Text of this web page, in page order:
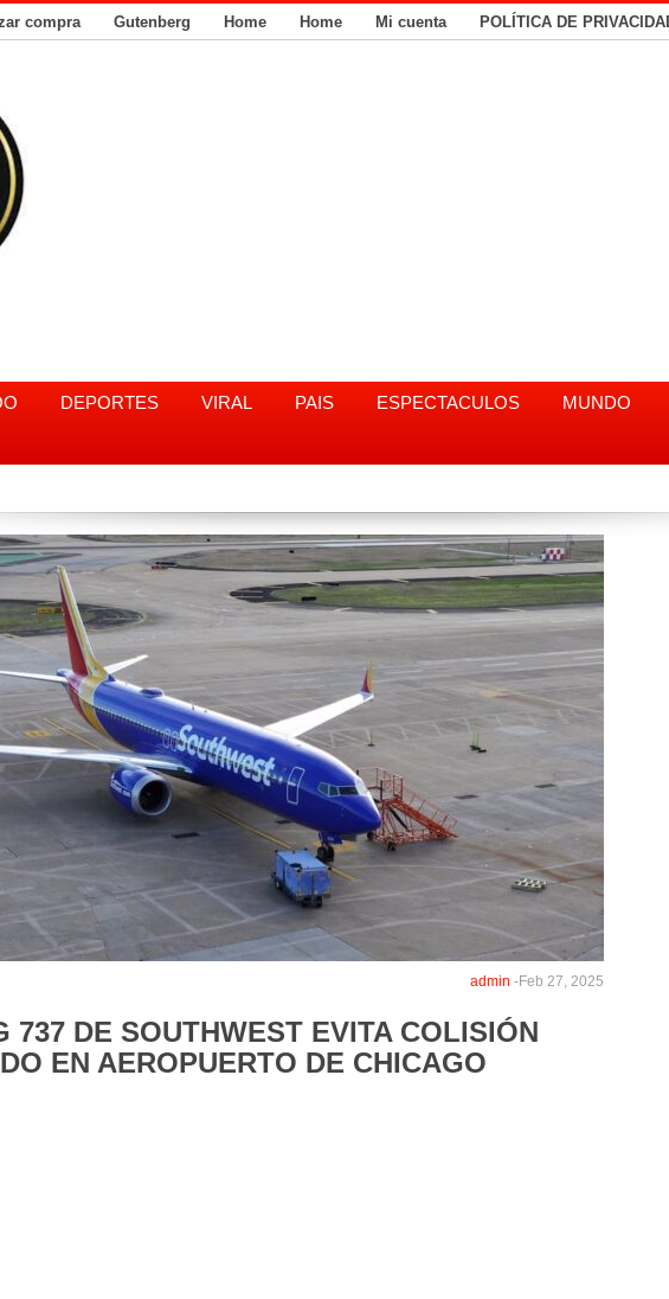
compra Gutenberg Home Home Mi cuenta POLÍTICA DE
DEPORTES VIRAL PAIS ESPECTACULOS MUNDO
Feb 27, 2025
admin -
737 DE SOUTHWEST EVITA COLISIÓN
EN AEROPUERTO DE CHICAGO